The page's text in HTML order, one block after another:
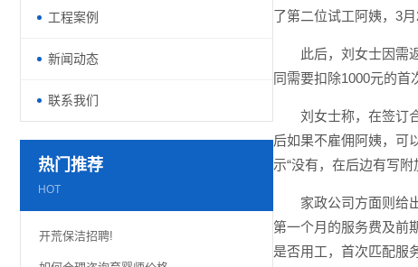
工程案例
新闻动态
联系我们
热门推荐
HOT
开荒保洁招聘!
了第二位试工阿姨，3
此后，刘女士因需
同需要扣除1000元的首
刘女士称，在签订
后如果不雇佣阿姨，可
示“没有，在后边有写
家政公司方面则给
第一个月的服务费及前
是否用工，首次匹配服